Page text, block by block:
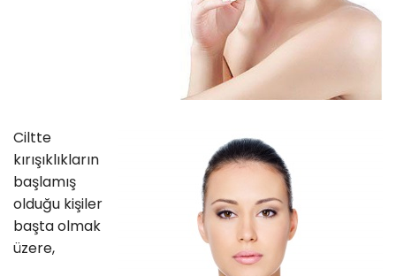
Ciltte
kırışıklıkların
başlamış
olduğu kişiler
başta olmak
üzere,